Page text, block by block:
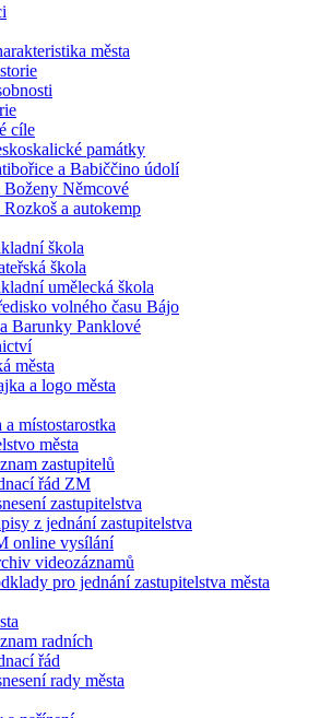
města
cíle
památky
a Babiččino údolí
Němcové
Rozkoš a autokemp
škola
škola
umělecká škola
volného času Bájo
Barunky Panklové
města
a logo města
a místostarostka
města
zastupitelů
řád ZM
zastupitelstva
z jednání zastupitelstva
online vysílání
videozáznamů
pro jednání zastupitelstva města
radních
řád
rady města